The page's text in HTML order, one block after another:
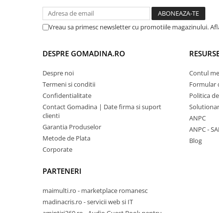
Vreau sa primesc newsletter cu promotiile magazinului.
DESPRE GOMADINA.RO
Despre noi
Termeni si conditii
Confidentialitate
Contact Gomadina | Date firma si suport
clienti
Garantia Produselor
Metode de Plata
Corporate
PARTENERI
maimulti.ro - marketplace romanesc
madinacris.ro - servicii web si IT
Contul
Formular
Politica
ANPC
ANPC -
Blog